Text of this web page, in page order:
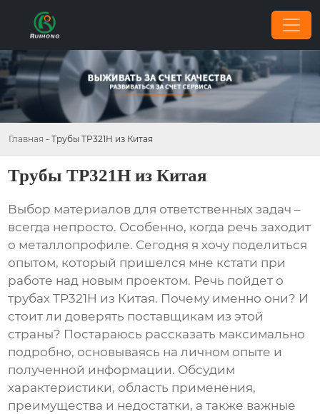
Главная - Трубы TP321H из Китая
Трубы TP321H из Китая
Выбор материалов для ответственных задач –
всегда непросто. Особенно, когда речь заходит
о металлопрофиле. Сегодня я хочу поделиться
опытом, который пришелся мне кстати при
работе над новым проектом. Речь пойдет о
трубах TP321H из Китая. Почему именно они? И
стоит ли доверять поставщикам из этой
страны? Постараюсь рассказать максимально
подробно, основываясь на личном опыте и
полученной информации. Обсудим
характеристики, область применения,
преимущества и недостатки, а также важные